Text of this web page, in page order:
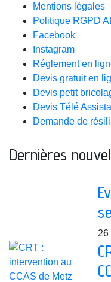
Mentions légales
Politique RGPD
Facebook
Instagram
Réglement en
Devis gratuit en
Devis petit
Devis Télé
Demande de
Dernières
26